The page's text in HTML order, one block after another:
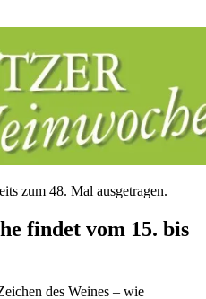
zum 48. Mal ausgetragen.
findet vom 15. bis
des Weines – wie